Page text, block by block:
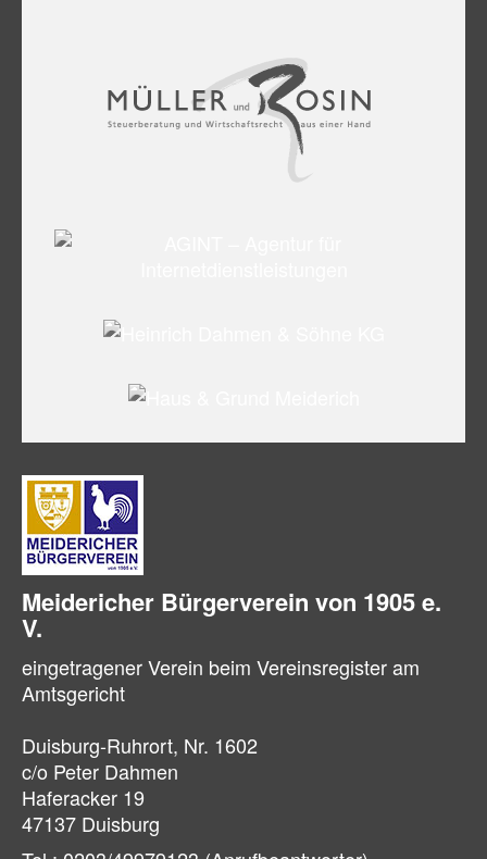
Meidericher Bürger­verein von 1905 e.
V.
eingetragener Verein beim Vereinsregister am
Amtsgericht
Duisburg-Ruhrort, Nr. 1602
c/o Peter Dahmen
Haferacker 19
47137 Duisburg